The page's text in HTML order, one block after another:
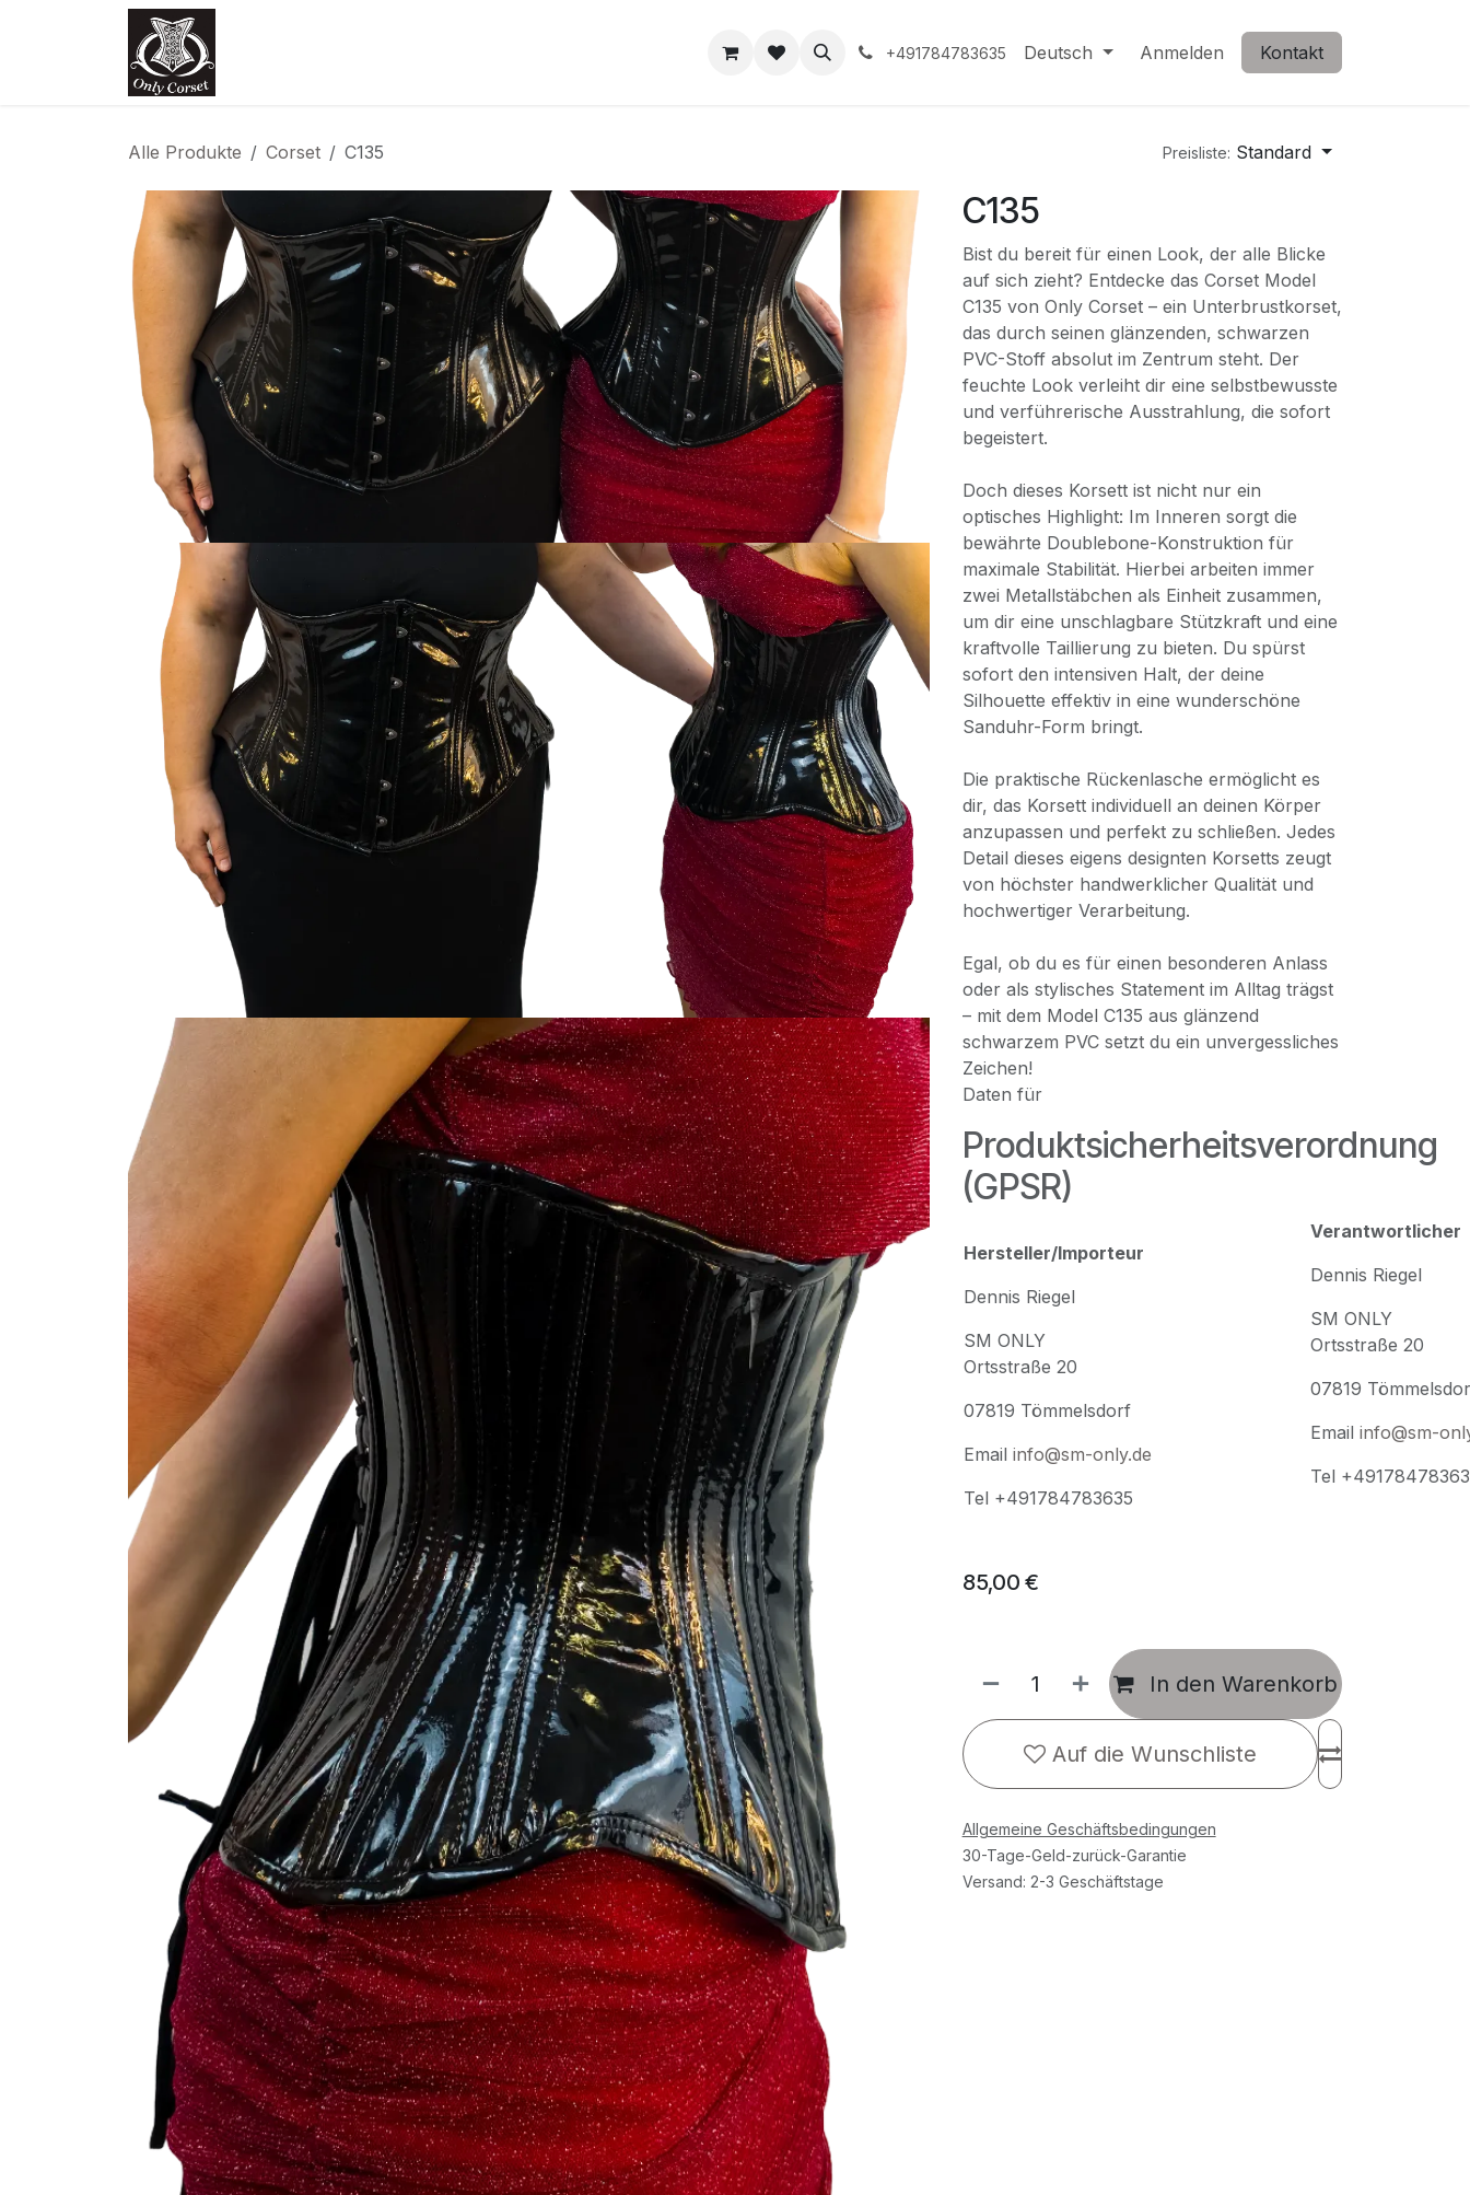
Zum Inhalt springen
+491784783635 Deutsch Anmelden Kontakt
Alle Produkte Corset C135 Preisliste: Standard
C135
Bist du bereit für einen Look, der alle Blicke
auf sich zieht? Entdecke das Corset Model
C135 von Only Corset – ein Unterbrustkorset,
das durch seinen glänzenden, schwarzen
PVC-Stoff absolut im Zentrum steht. Der
feuchte Look verleiht dir eine selbstbewusste
und verführerische Ausstrahlung, die sofort
begeistert.
Doch dieses Korsett ist nicht nur ein
optisches Highlight: Im Inneren sorgt die
bewährte Doublebone-Konstruktion für
maximale Stabilität. Hierbei arbeiten immer
zwei Metallstäbchen als Einheit zusammen,
um dir eine unschlagbare Stützkraft und eine
kraftvolle Taillierung zu bieten. Du spürst
sofort den intensiven Halt, der deine
Silhouette effektiv in eine wunderschöne
Sanduhr-Form bringt.
Die praktische Rückenlasche ermöglicht es
dir, das Korsett individuell an deinen Körper
anzupassen und perfekt zu schließen. Jedes
Detail dieses eigens designten Korsetts zeugt
von höchster handwerklicher Qualität und
hochwertiger Verarbeitung.
Egal, ob du es für einen besonderen Anlass
oder als stylisches Statement im Alltag trägst
– mit dem Model C135 aus glänzend
schwarzem PVC setzt du ein unvergessliches
Zeichen!
Daten für
Produktsicherheitsverordnung
(GPSR)
Hersteller/Importeur
Dennis Riegel
SM ONLY
Ortsstraße 20
07819 Tömmelsdorf
Email info@sm-only.de
Tel +491784783635
Verantwortlicher
Dennis Riegel
SM ONLY
Ortsstraße 20
07819
Email info@sm-
Tel
85,00 €
In den Warenkorb
Auf die Wunschliste
Allgemeine Geschäftsbedingungen
30-Tage-Geld-zurück-Garantie
Versand: 2-3 Geschäftstage